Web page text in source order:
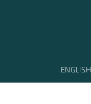
ENGLISH